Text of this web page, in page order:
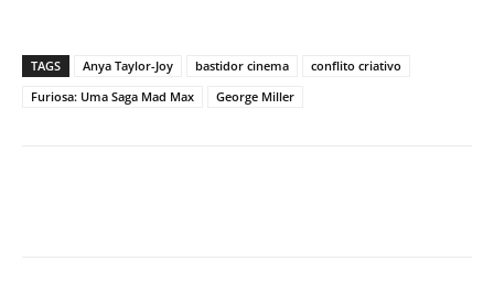
TAGS Anya Taylor-Joy bastidor cinema
conflito criativo
Furiosa: Uma Saga Mad Max
George Miller